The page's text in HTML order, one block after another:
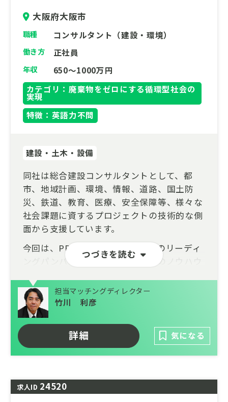
大阪府大阪市
職種 コンサルタント（建設・環境）
働き方 正社員
年収
650～1000万円
カテゴリ：廃棄物をゼロにする循環型社会の
実現
特徴：英語力不問
つづきを読む
建設・土木・設備
同社は総合建設コンサルタントとして、都
市、地域計画、環境、情報、道路、国土防
災、鉄道、教育、医療、安全保障等、様々な
社会課題に資するプロジェクトの技術的な側
面から支援しています。
今回は、PPP/PFIアドバイザリーのリーディ
ングパンパニーであり、民間企業のノウハウ
っている部門が、PPPコンサルタントの増員
を図ります。財政の制約や自治体職員の減少
などにより公共施設や公共サービスの維持が
困難になるなか、国が社会的課題を解決し成
長型経済を牽引する手段としてPPP（公民連
携）の取り組みは7ますます注目されていま
担当マッチングディレクター
竹川 利彦
詳細 気になる
求人ID 24520